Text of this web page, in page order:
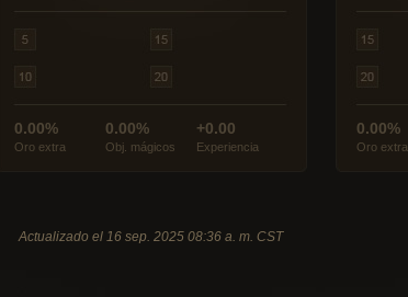
0.00%
Oro extra
0.00%
Obj. mágicos
+0.00
Experiencia
0.00%
Oro extra
Actualizado el 16 sep. 2025 08:36 a. m. CST